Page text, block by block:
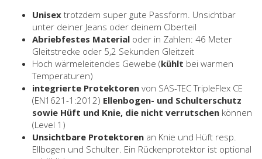
Unisex trotzdem super gute Passform. Unsichtbar
unter deiner Jeans oder deinem Oberteil
Abriebfestes Material oder in Zahlen: 46 Meter
Gleitstrecke oder 5,2 Sekunden Gleitzeit
Hoch wärmeleitendes Gewebe (kühlt bei warmen
Temperaturen)
integrierte Protektoren von SAS-TEC TripleFlex CE
(EN1621-1:2012) Ellenbogen- und Schulterschutz
sowie Hüft und Knie, die nicht verrutschen können
(Level 1)
Unsichtbare Protektoren an Knie und Hüft resp.
Ellbogen und Schulter. Ein Rückenprotektor ist optional